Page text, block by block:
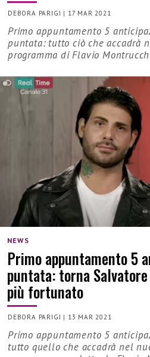
DEBORA PARIGI | 17 MAR 2021
Primo appuntamento 5
puntata: tutto ciò che accadrà
programma di Flavio
NEWS
Primo appuntamento 5
puntata: torna
più fortunato
DEBORA PARIGI | 13 MAR 2021
Primo appuntamento 5
tutto quello che accadrà nel